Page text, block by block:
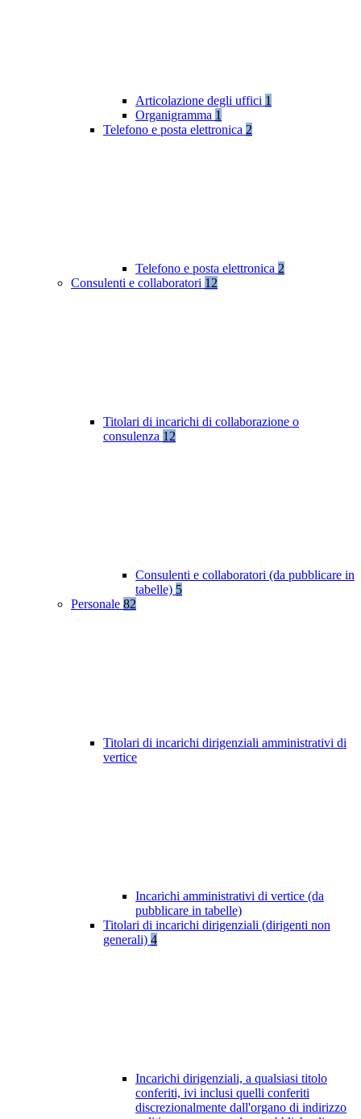
Articolazione degli uffici 1
Organigramma 1
Telefono e posta elettronica 2
Telefono e posta elettronica 2
Consulenti e collaboratori 12
Titolari di incarichi di collaborazione o
consulenza 12
Consulenti e collaboratori (da pubblicare in
tabelle) 5
Personale 82
Titolari di incarichi dirigenziali amministrativi di
vertice
Incarichi amministrativi di vertice (da
pubblicare in tabelle)
Titolari di incarichi dirigenziali (dirigenti non
generali) 4
Incarichi dirigenziali, a qualsiasi titolo
conferiti, ivi inclusi quelli conferiti
discrezionalmente dall'organo di indirizzo